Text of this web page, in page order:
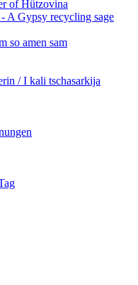
of Hützovina
A Gypsy recycling sage
so amen sam
/ I kali tschasarkija